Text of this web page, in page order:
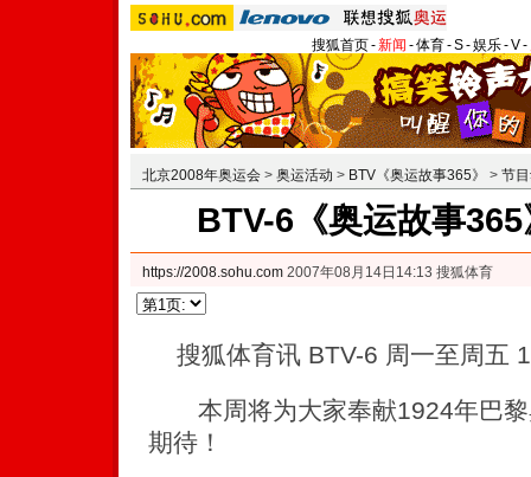
搜狐首页-新闻 -体育-S-娱乐-V-
北京2008年奥运会 > 奥运活动 > BTV《奥运故事365》 > 节
BTV-6《奥运故事
https://2008.sohu.com 2007年08月14日14:13 搜狐体育
搜狐体育讯 BTV-6 周一至周五
本周将为大家奉献1924年巴黎
期待！